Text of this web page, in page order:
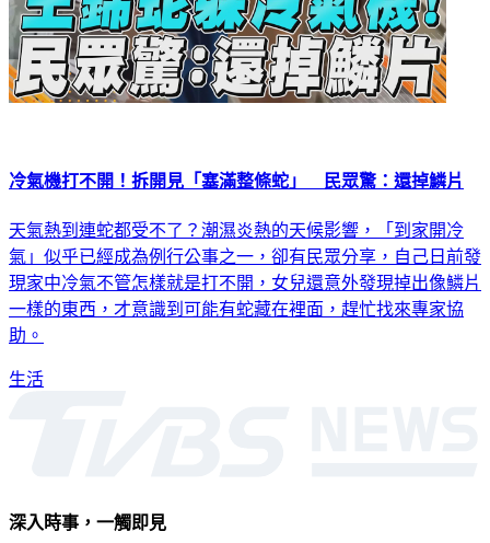
冷氣機打不開！拆開見「塞滿整條蛇」 民眾驚：還掉鱗片
天氣熱到連蛇都受不了？潮濕炎熱的天候影響，「到家開冷
氣」似乎已經成為例行公事之一，卻有民眾分享，自己日前發
現家中冷氣不管怎樣就是打不開，女兒還意外發現掉出像鱗片
一樣的東西，才意識到可能有蛇藏在裡面，趕忙找來專家協
助。
生活
深入時事，一觸即見